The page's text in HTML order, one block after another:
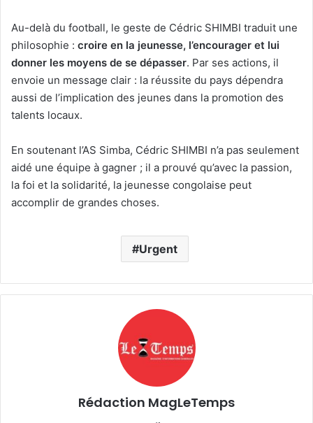
Au-delà du football, le geste de Cédric SHIMBI traduit une
philosophie : croire en la jeunesse, l’encourager et lui
donner les moyens de se dépasser. Par ses actions, il
envoie un message clair : la réussite du pays dépendra
aussi de l’implication des jeunes dans la promotion des
talents locaux.
En soutenant l’AS Simba, Cédric SHIMBI n’a pas seulement
aidé une équipe à gagner ; il a prouvé qu’avec la passion,
la foi et la solidarité, la jeunesse congolaise peut
accomplir de grandes choses.
Urgent
Rédaction MagLeTemps